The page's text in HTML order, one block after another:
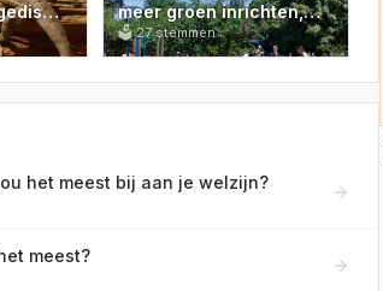
van
meer groen inrichten,
ook als dat ten koste
gaat van
parkeerplaatsen?
🗳27 stemmen
het meest bij aan je welzijn?
meest?